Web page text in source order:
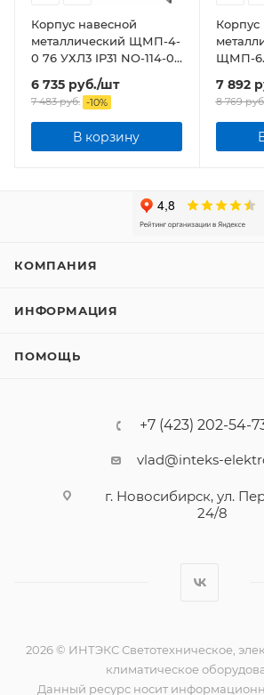
Корпус навесной
металлический ЩМП-4-
0 76 УХЛ3 IP31 NO-114-05
6 735 руб./шт
7 483руб. -10%
В корзину
Корпус
ЩМП-
IP31
7 892
8 769
КОМПАНИЯ
ИНФОРМАЦИЯ
ПОМОЩЬ
+7 (423) 202-54-
vlad@inteks-
г. Новосибирск, ул.
24/8
2026 © ИНТЭКС Светотехническое,
климатическое
Данный ресурс носит